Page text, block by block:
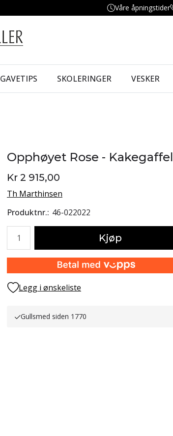
Våre åpningstider
GAVETIPS SKOLERINGER VESKER
Opphøyet Rose - Kakegaffel
Kr 2 915,00
Th Marthinsen
Produktnr. 46-022022
Kjøp
Legg i ønskeliste
Gullsmed siden 1770